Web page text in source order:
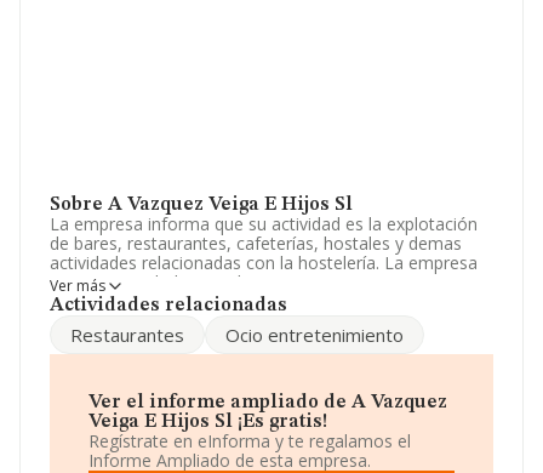
Sobre A Vazquez Veiga E Hijos Sl
La empresa informa que su actividad es la explotación
de bares, restaurantes, cafeterías, hostales y demas
actividades relacionadas con la hostelería. La empresa
es una Sociedad Limitada. Tiene CNAE: 5611 - '%cnae%'.
No realiza actividad de importación y/o exportación.
Ha tenido un 92.233.720.368.547.760% más de
empleados y teniendo en cuenta la información
empleados por debajo de la media de sector.
Para más información es posible contactar a través del
teléfono 986600360.
Ver más
Actividades relacionadas
Restaurantes Ocio entretenimiento
Ver el informe ampliado de A Vazquez
Veiga E Hijos Sl ¡Es gratis!
Regístrate en eInforma y te regalamos el
Informe Ampliado de esta empresa.